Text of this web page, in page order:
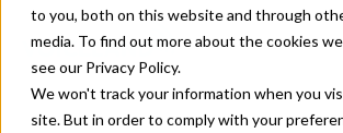
to you, both on this website and through
media. To find out more about the cookies
see our Privacy Policy.
We won't track your information when you
site. But in order to comply with your